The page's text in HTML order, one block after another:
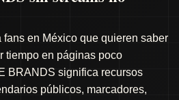
fans en México que quieren saber
tiempo en páginas poco
BRANDS significa recursos
públicos, marcadores,